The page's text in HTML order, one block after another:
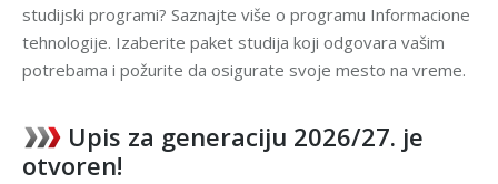
studijski programi? Saznajte više o programu Informacione
tehnologije. Izaberite paket studija koji odgovara vašim
potrebama i požurite da osigurate svoje mesto na vreme.
Upis za generaciju 2026/27. je
otvoren!